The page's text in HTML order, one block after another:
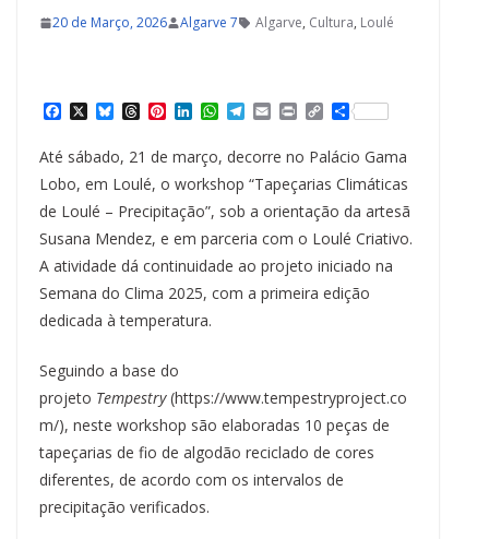
20 de Março, 2026 Algarve 7 Algarve, Cultura, Loulé
e
b
o
k
X B
e
s
y
T
r
e
a
s
P
t
e
e
s
t
L
k
e
I
n
W
t
s
p
p
T
e
g
a
m
E
i
l
P
n
t
C
p
y
L
n
k
S
r
e
Até sábado, 21 de março, decorre no Palácio Gama
Lobo, em Loulé, o workshop “Tapeçarias Climáticas
de Loulé – Precipitação”, sob a orientação da artesã
Susana Mendez, e em parceria com o Loulé Criativo.
A atividade dá continuidade ao projeto iniciado na
Semana do Clima 2025, com a primeira edição
dedicada à temperatura.
Seguindo a base do
projeto Tempestry(https://www.tempestryproject.co
m/), neste workshop são elaboradas 10 peças de
tapeçarias de fio de algodão reciclado de cores
diferentes, de acordo com os intervalos de
precipitação verificados.